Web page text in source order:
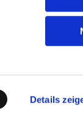
Details